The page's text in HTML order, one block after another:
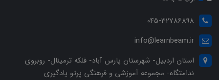
045-32786898
info@learnbeam.ir
استان اردبیل- شهرستان پارس آباد- فلکه ترمینال- روبروی
ندامتگاه- مجموعه آموزشی و فرهنگی پرتو یادگیری